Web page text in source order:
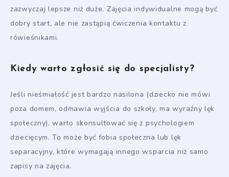
zazwyczaj lepsze niż duże. Zajęcia indywidualne mogą być
dobry start, ale nie zastąpią ćwiczenia kontaktu z
rówieśnikami.
Kiedy warto zgłosić się do specjalisty?
Jeśli nieśmiałość jest bardzo nasilona (dziecko nie mówi
poza domem, odmawia wyjścia do szkoły, ma wyraźny lęk
społeczny), warto skonsultować się z psychologiem
dziecięcym. To może być fobia społeczna lub lęk
separacyjny, które wymagają innego wsparcia niż samo
zapisy na zajęcia.